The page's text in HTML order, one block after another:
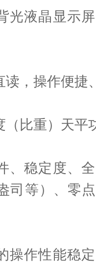
液晶显示屏
，操作便捷
比重）天平
稳定度、全
司等）、零
作性能稳定